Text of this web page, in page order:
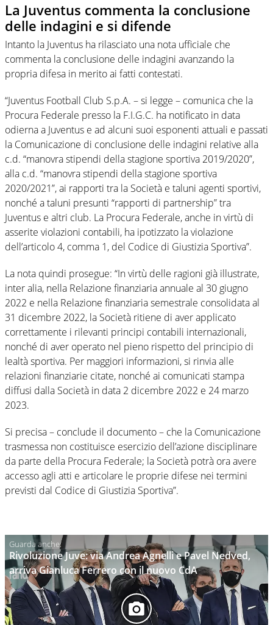
La Juventus commenta la conclusione
delle indagini e si difende
Intanto la Juventus ha rilasciato una nota ufficiale che
commenta la conclusione delle indagini avanzando la
propria difesa in merito ai fatti contestati.
“Juventus Football Club S.p.A. – si legge – comunica che la
Procura Federale presso la F.I.G.C. ha notificato in data
odierna a Juventus e ad alcuni suoi esponenti attuali e passati
la Comunicazione di conclusione delle indagini relative alla
c.d. “manovra stipendi della stagione sportiva 2019/2020”,
alla c.d. “manovra stipendi della stagione sportiva
2020/2021”, ai rapporti tra la Società e taluni agenti sportivi,
nonché a taluni presunti “rapporti di partnership” tra
Juventus e altri club. La Procura Federale, anche in virtù di
asserite violazioni contabili, ha ipotizzato la violazione
dell’articolo 4, comma 1, del Codice di Giustizia Sportiva”.
La nota quindi prosegue: “In virtù delle ragioni già illustrate,
inter alia, nella Relazione finanziaria annuale al 30 giugno
2022 e nella Relazione finanziaria semestrale consolidata al
31 dicembre 2022, la Società ritiene di aver applicato
correttamente i rilevanti principi contabili internazionali,
nonché di aver operato nel pieno rispetto del principio di
lealtà sportiva. Per maggiori informazioni, si rinvia alle
relazioni finanziarie citate, nonché ai comunicati stampa
diffusi dalla Società in data 2 dicembre 2022 e 24 marzo
2023.
Si precisa – conclude il documento – che la Comunicazione
trasmessa non costituisce esercizio dell’azione disciplinare
da parte della Procura Federale; la Società potrà ora avere
accesso agli atti e articolare le proprie difese nei termini
previsti dal Codice di Giustizia Sportiva”.
Rivoluzione Juve: via Andrea Agnelli e Pavel Nedved,
arriva Gianluca Ferrero con il nuovo CdA